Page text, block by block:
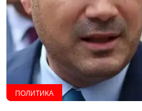
ПОЛИТИКА